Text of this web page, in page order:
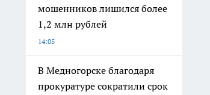
мошенников лишился более
1,2 млн рублей
14:05
В Медногорске благодаря
прокуратуре сократили срок